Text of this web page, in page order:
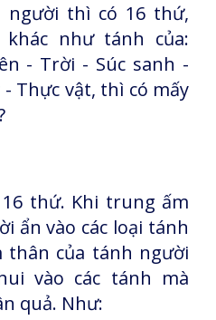
người thì có 16 thứ,
như tánh của:
- Trời - Súc sanh -
Thực vật, thì có mấy
thứ. Khi trung ấm
ẩn vào các loại tánh
thân của tánh người
vào các tánh mà
quả. Như: